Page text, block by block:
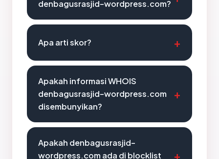
denbagusrasjid-wordpress.com?
Apa arti skor?
Apakah informasi WHOIS
denbagusrasjid-wordpress.com
disembunyikan?
Apakah denbagusrasjid-
wordpress.com ada di blocklist